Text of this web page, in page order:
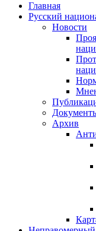
Главная
Русский
Новости
Архив